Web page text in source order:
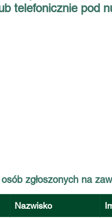
telefonicznie pod
zgłoszonych na
Nazwisko